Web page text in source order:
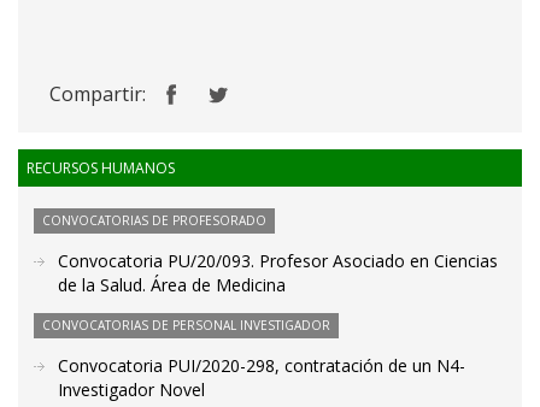
Compartir:
RECURSOS HUMANOS
CONVOCATORIAS DE PROFESORADO
Convocatoria PU/20/093. Profesor Asociado en Ciencias
de la Salud. Área de Medicina
CONVOCATORIAS DE PERSONAL INVESTIGADOR
Convocatoria PUI/2020-298, contratación de un N4-
Investigador Novel